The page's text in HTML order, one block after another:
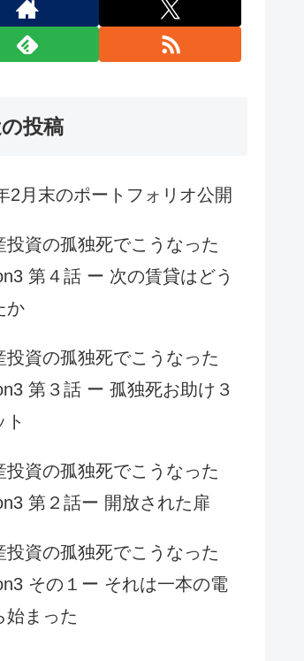
投稿
2月末のポートフォリオ公開
投資の孤独死でこうなった
第４話 ー 次の賃貸はどう
か
投資の孤独死でこうなった
第３話 ー 孤独死お助け３
ト
投資の孤独死でこうなった
第２話ー 開放された扉
投資の孤独死でこうなった
その１ー それは一本の電
始まった